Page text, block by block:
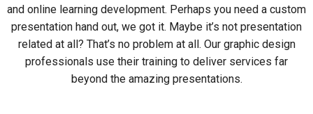
and online learning development. Perhaps you need a custom
presentation hand out, we got it. Maybe it’s not presentation
related at all? That’s no problem at all. Our graphic design
professionals use their training to deliver services far
beyond the amazing presentations.